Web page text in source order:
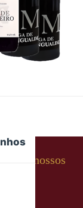
por nossos